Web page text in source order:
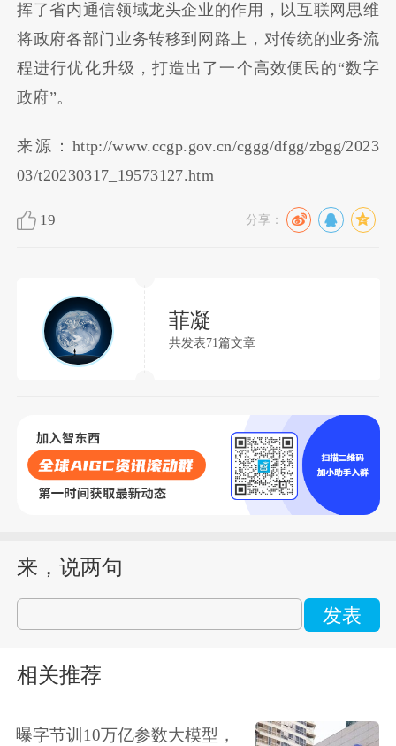
挥了省内通信领域龙头企业的作用，以互联网思维
将政府各部门业务转移到网路上，对传统的业务流
程进行优化升级，打造出了一个高效便民的“数字
政府”。
来源：http://www.ccgp.gov.cn/cggg/dfgg/zbgg/2023
03/t20230317_19573127.htm
19 分享：
菲凝
共发表71篇文章
来，说两句
发表
相关推荐
曝字节训10万亿参数大模型，